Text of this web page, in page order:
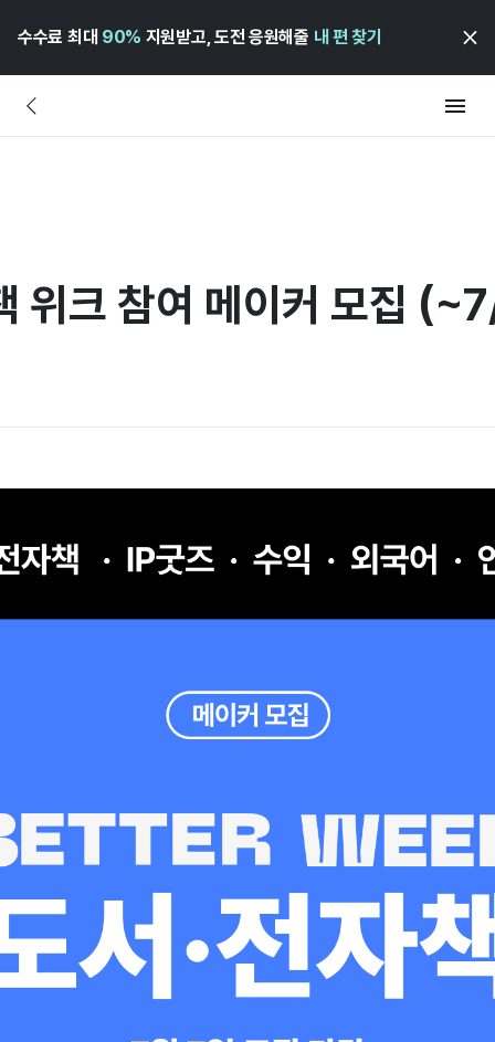
수수료 최대 90% 지원받고, 도전 응원해줄 내 편 찾기
위크 참여 메이커 모집